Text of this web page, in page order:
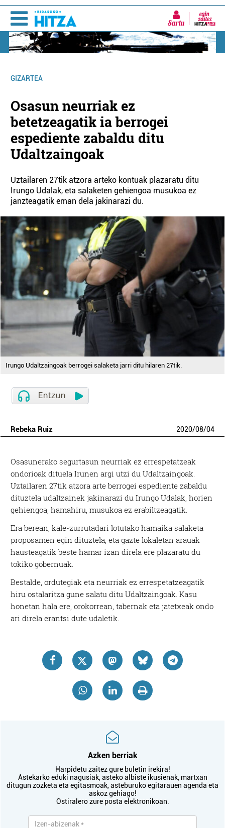
Sartu
GIZARTEA
Osasun neurriak ez
betetzeagatik ia berrogei
espediente zabaldu ditu
Udaltzaingoak
Uztailaren 27tik atzora arteko kontuak plazaratu ditu
Irungo Udalak, eta salaketen gehiengoa musukoa ez
janzteagatik eman dela jakinarazi du.
Irungo Udaltzaingoak berrogei salaketa jarri ditu hilaren 27tik.
Rebeka Ruiz 2020/08/04
Osasunerako segurtasun neurriak ez errespetatzeak
ondorioak dituela Irunen argi utzi du Udaltzaingoak.
Uztailaren 27tik atzora arte berrogei espediente zabaldu
dituztela udaltzainek jakinarazi du Irungo Udalak, horien
gehiengoa, hamahiru, musukoa ez erabiltzeagatik.
Era berean, kale-zurrutadari lotutako hamaika salaketa
proposamen egin dituztela, eta gazte lokaletan arauak
hausteagatik beste hamar izan direla ere plazaratu du
tokiko gobernuak.
Bestalde, ordutegiak eta neurriak ez errespetatzeagatik
hiru ostalaritza gune salatu ditu Udaltzaingoak. Kasu
honetan hala ere, orokorrean, tabernak eta jatetxeak ondo
ari direla erantsi dute udaletik.
Azken berriak
Harpidetu zaitez gure buletin irekira!
Astekarko eduki nagusiak, asteko albiste ikusienak, martxan
ditugun zozketa eta egitasmoak, asteburuko egitarauen agenda eta
askoz gehiago!
Ostiralero zure posta elektronikoan.